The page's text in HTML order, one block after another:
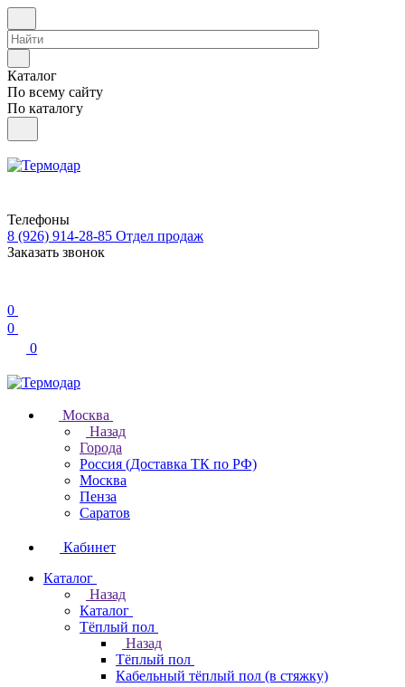
Каталог
По всему сайту
По каталогу
Телефоны
8 (926) 914-28-85 Отдел продаж
Заказать звонок
0
0
0
Москва
Назад
Города
Россия (Доставка ТК по РФ)
Москва
Пенза
Саратов
Кабинет
Каталог
Назад
Каталог
Тёплый пол
Назад
Тёплый пол
Кабельный тёплый пол (в стяжку)